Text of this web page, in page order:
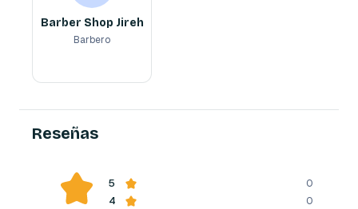
Barber Shop Jireh
Barbero
Reseñas
5 0
4 0